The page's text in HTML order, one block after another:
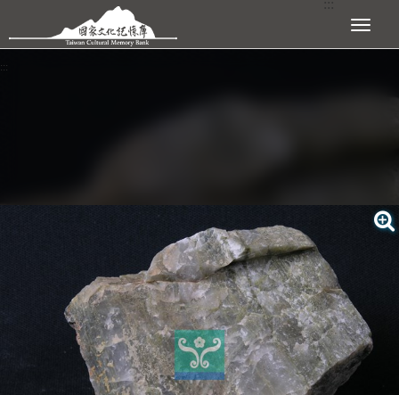
跳到主要內容區塊 展開選單
:::